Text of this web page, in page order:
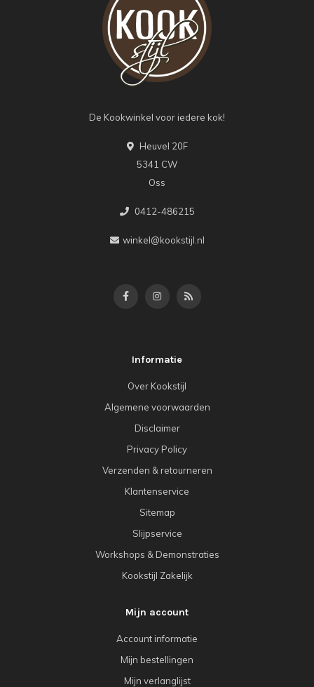
De Kookwinkel voor iedere kok!
Heuvel 20F
5341 CW
Oss
0412-486215
winkel@kookstijl.nl
Informatie
Over Kookstijl
Algemene voorwaarden
Disclaimer
Privacy Policy
Verzenden & retourneren
Klantenservice
Sitemap
Slijpservice
Workshops & Demonstraties
Kookstijl Zakelijk
Mijn account
Account informatie
Mijn bestellingen
Mijn verlanglijst